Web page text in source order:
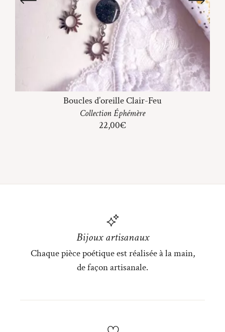
Boucles d’oreille Clair-Feu
CollectionÉphémère
22,00€
Bijoux artisanaux
Chaque pièce poétique est réalisée à la main,
de façon artisanale.